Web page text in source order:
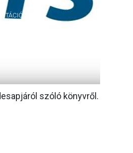
szóló könyvről.